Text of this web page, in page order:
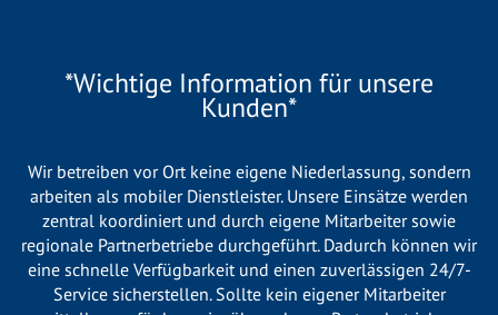
*Wichtige Information für unsere
Kunden*
Wir betreiben vor Ort keine eigene Niederlassung, sondern
arbeiten als mobiler Dienstleister. Unsere Einsätze werden
zentral koordiniert und durch eigene Mitarbeiter sowie
regionale Partnerbetriebe durchgeführt. Dadurch können wir
eine schnelle Verfügbarkeit und einen zuverlässigen 24/7-
Service sicherstellen. Sollte kein eigener Mitarbeiter